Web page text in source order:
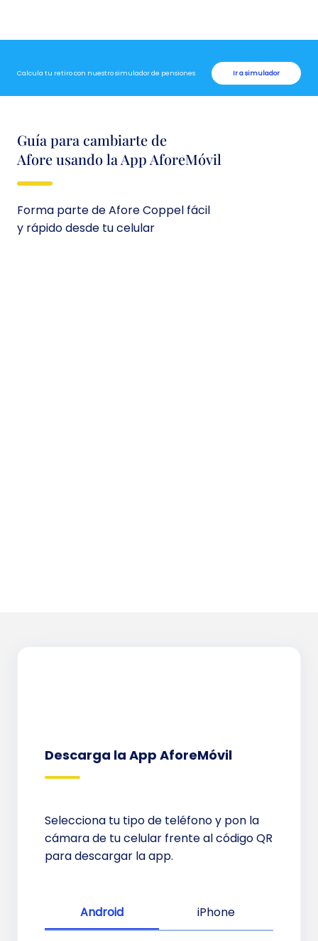
Calcula tu retiro con nuestro simulador de pensiones Ir a simulador
Guía para cambiarte de
Afore usando la App AforeMóvil
Forma parte de Afore Coppel fácil
y rápido desde tu celular
Descarga la App AforeMóvil
Selecciona tu tipo de teléfono y pon la
cámara de tu celular frente al código QR
para descargar la app.
Android iPhone